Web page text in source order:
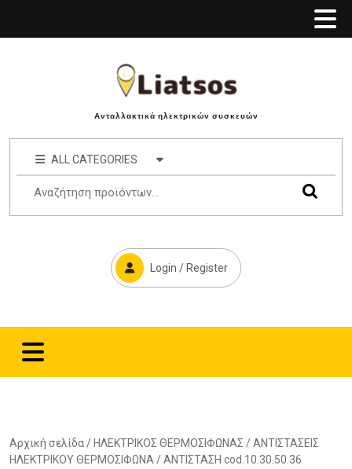
Ανταλλακτικά ηλεκτρικών συσκευών
ALL CATEGORIES
Login / Register
Αρχική σελίδα / ΗΛΕΚΤΡΙΚΟΣ ΘΕΡΜΟΣΙΦΩΝΑΣ /ΑΝΤΙΣΤΑΣΕΙΣ
ΗΛΕΚΤΡΙΚΟΥ ΘΕΡΜΟΣΙΦΩΝΑ / ΑΝΤΙΣΤΑΣΗ cod.10.30.50.36